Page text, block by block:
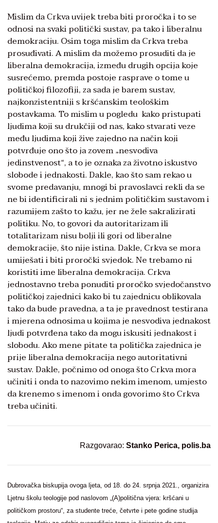
Mislim da Crkva uvijek treba biti proročka i to se
odnosi na svaki politički sustav, pa tako i liberalnu
demokraciju. Osim toga mislim da Crkva treba
prosuđivati. A mislim da možemo prosuditi da je
liberalna demokracija, između drugih opcija koje
susrećemo, premda postoje rasprave o tome u
političkoj filozofiji, za sada je barem sustav,
najkonzistentniji s kršćanskim teološkim
postavkama. To mislim u pogledu kako pristupati
ljudima koji su drukčiji od nas, kako stvarati veze
među ljudima koji žive zajedno na način koji
potvrđuje ono što ja zovem „nesvodiva
jedinstvenost“, a to je oznaka za životno iskustvo
slobode i jednakosti. Dakle, kao što sam rekao u
svome predavanju, mnogi bi pravoslavci rekli da se
ne bi identificirali ni s jednim političkim sustavom i
razumijem zašto to kažu, jer ne žele sakralizirati
politiku. No, to govori da autoritarizam ili
totalitarizam nisu bolji ili gori od liberalne
demokracije, što nije istina. Dakle, Crkva se mora
umiješati i biti proročki svjedok. Ne trebamo ni
koristiti ime liberalna demokracija. Crkva
jednostavno treba ponuditi proročko svjedočanstvo
političkoj zajednici kako bi tu zajednicu oblikovala
tako da bude pravedna, a ta je pravednost testirana
i mjerena odnosima u kojima je nesvodiva jednakost
ljudi potvrđena tako da mogu iskusiti jednakost i
slobodu. Ako mene pitate ta politička zajednica je
prije liberalna demokracija nego autoritativni
sustav. Dakle, počnimo od onoga što Crkva mora
učiniti i onda to nazovimo nekim imenom, umjesto
da krenemo s imenom i onda govorimo što Crkva
treba učiniti.
Razgovarao: Stanko Perica, polis.ba
Dubrovačka biskupija ovoga ljeta, od 18. do 24. srpnja 2021., organizira
Ljetnu školu teologije pod naslovom „(A)politična vjera: kršćani u
političkom prostoru“, za studente treće, četvrte i pete godine studija